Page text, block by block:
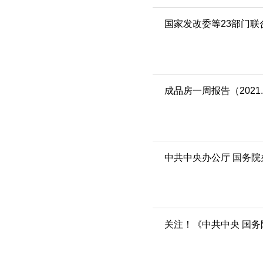
国家发改委等23部门
成品房一周报告（
中共中央办公厅 国务
关注！《中共中央 国